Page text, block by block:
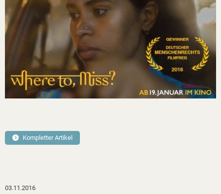
Kompletter Artikel
03.11.2016